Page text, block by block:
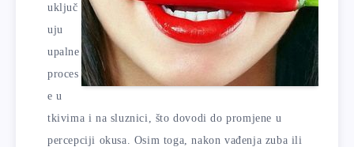
uključ
uju
upalne
proces
e u
tkivima i na sluznici, što dovodi do promjene u
percepciji okusa. Osim toga, nakon vađenja zuba ili